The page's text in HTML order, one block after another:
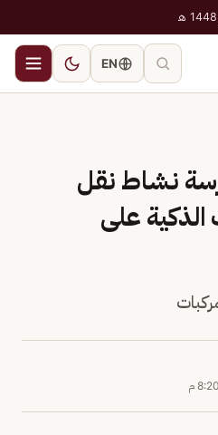
EN
نشاط نقل
الذكية على
8:20 م